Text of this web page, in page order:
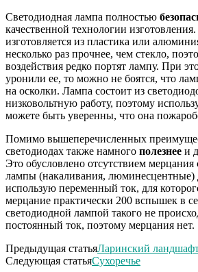
Светодиодная лампа полностью
качественной технологии
изготовляется из пластика или
несколько раз прочнее, чем стекло,
воздействия редко портят лампу. При
уронили ее, то можно не боятся, что
на осколки. Лампа состоит из
низковольтную работу, поэтому
можете быть уверенны, что она
Помимо вышеперечисленных
светодиодах также намного полезнее и
Это обусловлено отсутствием
лампы (накаливания, люминесцентные)
использую переменный ток, для
мерцание практически 200 вспышек в
светодиодной лампой такого не
постоянный ток, поэтому мерцания нет.
Предыдущая статьяЛаринский
Следующая статьяСухоречье